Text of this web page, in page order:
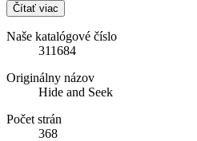
Čítať viac
Naše katalógové číslo
311684
Originálny názov
Hide and Seek
Počet strán
368